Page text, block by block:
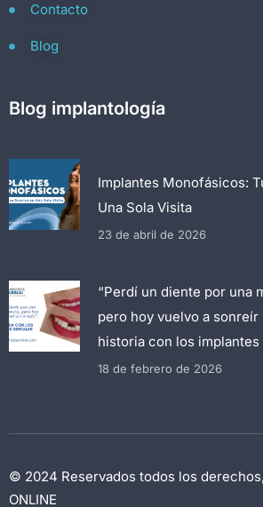
Contacto
Blog
Blog implantología
Implantes Monofásicos:
Una Sola Visita
23 de abril de 2026
“Perdí un diente por una
pero hoy vuelvo a sonreír
historia con los
18 de febrero de 2026
© 2024 Reservados todos los
ONLINE